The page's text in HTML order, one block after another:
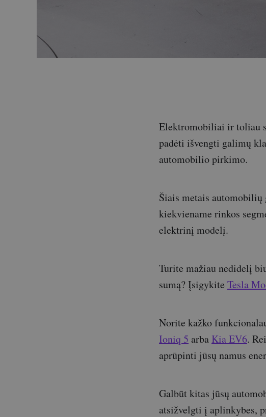
Elektromobiliai ir toliau
padėti išvengti galimų
automobilio pirkimo.
Šiais metais
kiekviename rinkos
elektrinį modelį.
Turite mažiau nedidelį
sumą? Įsigykite Tesla
Norite kažko
Ioniq 5 arba Kia EV6.
aprūpinti jūsų namus
Galbūt kitas jūsų
atsižvelgti į aplinkybes,